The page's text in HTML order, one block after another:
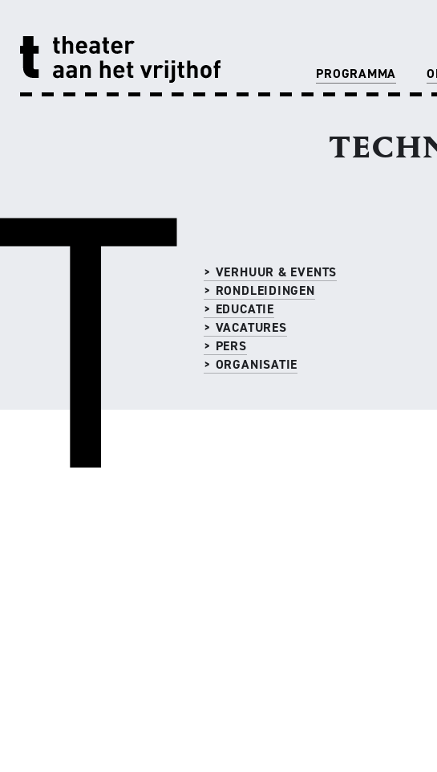
PROGRAMMA
> VERHUUR & EVENTS
> RONDLEIDINGEN
> EDUCATIE
> VACATURES
> PERS
> ORGANISATIE